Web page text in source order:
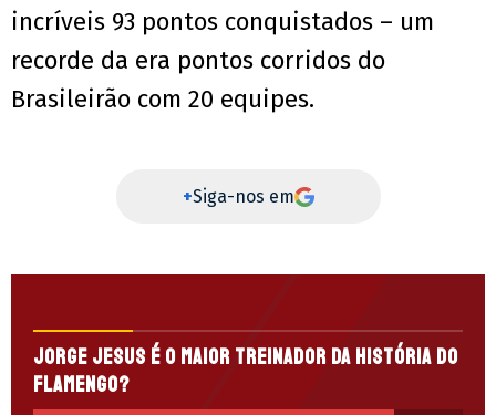
incríveis 93 pontos conquistados – um
recorde da era pontos corridos do
Brasileirão com 20 equipes.
+Siga-nos em
Jorge Jesus é o maior treinador da história do
Flamengo?